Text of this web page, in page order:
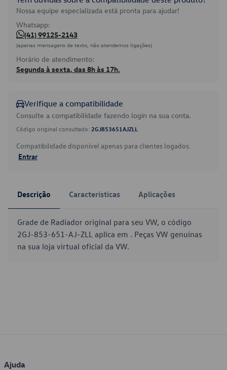
Nossa equipe especializada está pronta para ajudar!
Whatsapp:
(41) 99125-2143
(apenas mensagens de texto, não atendemos ligações)
Horário de atendimento:
Segunda à sexta, das 8h às 17h.
Verifique a compatibilidade
Consulte a compatibilidade fazendo login na sua conta.
Código original consultado: 2GJ853651AJZLL
Compatibilidade disponível apenas para clientes logados.
Entrar
Descrição Características Aplicações
Grade de Radiador original para seu VW, o código
2GJ-853-651-AJ-ZLL aplica em . Peças VW genuínas
na sua loja virtual oficial da VW.
Ajuda